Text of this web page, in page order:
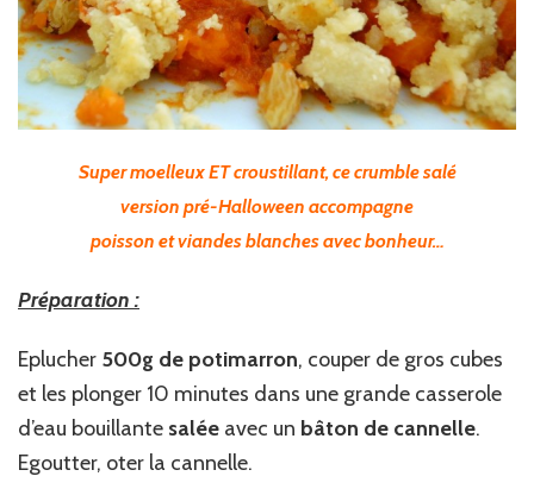
Super moelleux ET croustillant, ce crumble salé
version pré-Halloween accompagne
poisson et viandes blanches avec bonheur…
Préparation :
Eplucher 500g de potimarron, couper de gros cubes
et les plonger 10 minutes dans une grande casserole
d’eau bouillante salée avec un bâton de cannelle.
Egoutter, oter la cannelle.